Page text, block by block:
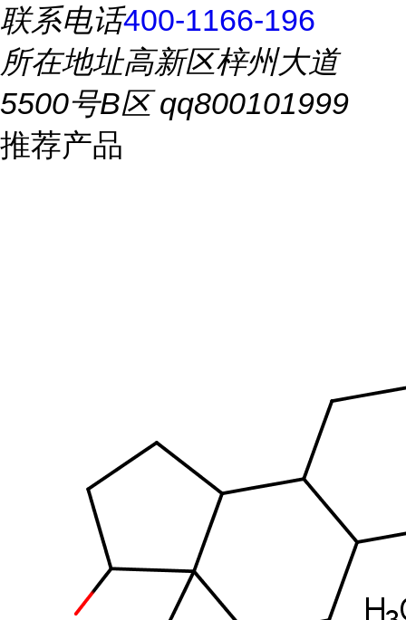
联系电话400-1166-196
所在地址高新区梓州大道
5500号B区 qq800101999
推荐产品